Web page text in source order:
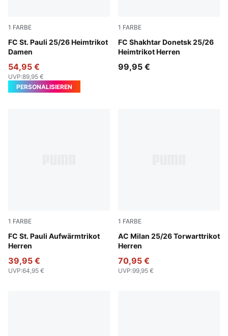
1 FARBE
FC St. Pauli 25/26 Heimtrikot
Damen
Espresso Brown-PUMA White
54,95 €
UVP:89,95 €
PERSONALISIEREN
1 FARBE
FC Shakhtar Donetsk 25/26
Heimtrikot Herren
Rickie Orange-PUMA Black
99,95 €
1 FARBE
FC St. Pauli Aufwärmtrikot
Herren
Espresso Brown-PUMA White
39,95 €
UVP:64,95 €
1 FARBE
AC Milan 25/26 Torwarttrikot
Herren
Archive Green-Intense
70,95 €
UVP:99,95 €